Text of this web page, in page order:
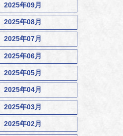
2025年09月
2025年08月
2025年07月
2025年06月
2025年05月
2025年04月
2025年03月
2025年02月